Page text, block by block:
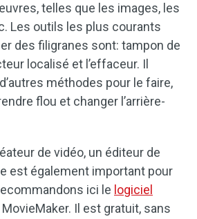
telles que les images, les
Les outils les plus courants
des filigranes sont: tampon de
localisé et l’effaceur. Il
méthodes pour le faire,
flou et changer l’arrière-
de vidéo, un éditeur de
est également important pour
ici le logiciel
MovieMaker. Il est gratuit, sans